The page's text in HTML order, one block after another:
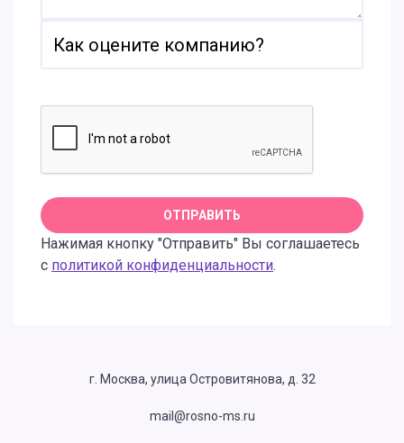
Нажимая кнопку "Отправить" Вы соглашаетесь
с политикой конфиденциальности.
г. Москва, улица Островитянова, д. 32
mail@rosno-ms.ru